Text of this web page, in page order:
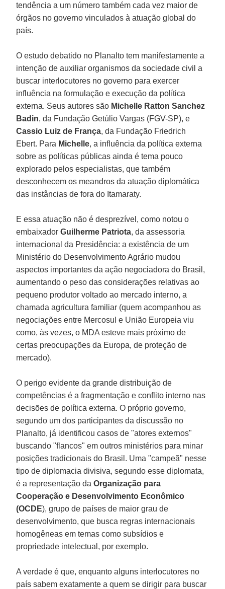
tendência a um número também cada vez maior de
órgãos no governo vinculados à atuação global do
país.
O estudo debatido no Planalto tem manifestamente a
intenção de auxiliar organismos da sociedade civil a
buscar interlocutores no governo para exercer
influência na formulação e execução da política
externa. Seus autores são Michelle Ratton Sanchez
Badin, da Fundação Getúlio Vargas (FGV-SP), e
Cassio Luiz de França, da Fundação Friedrich
Ebert. Para Michelle, a influência da política externa
sobre as políticas públicas ainda é tema pouco
explorado pelos especialistas, que também
desconhecem os meandros da atuação diplomática
das instâncias de fora do Itamaraty.
E essa atuação não é desprezível, como notou o
embaixadorGuilherme Patriota, da assessoria
internacional da Presidência: a existência de um
Ministério do Desenvolvimento Agrário mudou
aspectos importantes da ação negociadora do Brasil,
aumentando o peso das considerações relativas ao
pequeno produtor voltado ao mercado interno, a
chamada agricultura familiar (quem acompanhou as
negociações entre Mercosul e União Europeia viu
como, às vezes, o MDA esteve mais próximo de
certas preocupações da Europa, de proteção de
mercado).
O perigo evidente da grande distribuição de
competências é a fragmentação e conflito interno nas
decisões de política externa. O próprio governo,
segundo um dos participantes da discussão no
Planalto, já identificou casos de "atores externos"
buscando "flancos" em outros ministérios para minar
posições tradicionais do Brasil. Uma "campeã" nesse
tipo de diplomacia divisiva, segundo esse diplomata,
é a representação daOrganização para
Cooperação e Desenvolvimento Econômico
(OCDE), grupo de países de maior grau de
desenvolvimento, que busca regras internacionais
homogêneas em temas como subsídios e
propriedade intelectual, por exemplo.
A verdade é que, enquanto alguns interlocutores no
país sabem exatamente a quem se dirigir para buscar